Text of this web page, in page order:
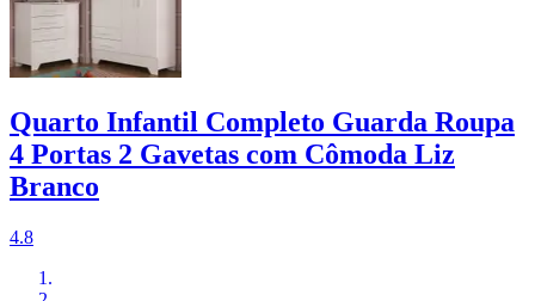
Quarto Infantil Completo Guarda Roupa
4 Portas 2 Gavetas com Cômoda Liz
Branco
4.8